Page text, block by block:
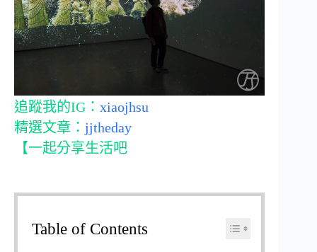
追蹤我的IG： xiaojhsu
精選文章： jjtheday
【一起分享生活吧
Table of Contents